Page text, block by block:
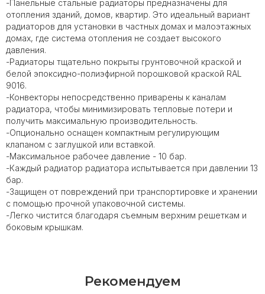
-Панельные стальные радиаторы предназначены для
отопления зданий, домов, квартир. Это идеальный вариант
радиаторов для установки в частных домах и малоэтажных
домах, где система отопления не создает высокого
давления.
-Радиаторы тщательно покрыты грунтовочной краской и
белой эпоксидно-полиэфирной порошковой краской RAL
9016.
-Конвекторы непосредственно приварены к каналам
радиатора, чтобы минимизировать тепловые потери и
получить максимальную производительность.
-Опционально оснащен компактным регулирующим
клапаном с заглушкой или вставкой.
-Максимальное рабочее давление - 10 бар.
-Каждый радиатор радиатора испытывается при давлении 13
бар.
-Защищен от повреждений при транспортировке и хранении
с помощью прочной упаковочной системы.
-Легко чистится благодаря съемным верхним решеткам и
боковым крышкам.
Рекомендуем